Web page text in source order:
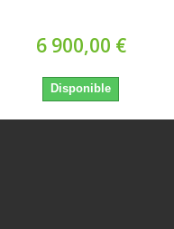
6 900,00 €
Disponible